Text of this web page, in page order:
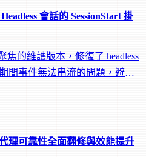
會話的 SessionStart 掛
焦的維護版本，修復了 headless
間事件無法串流的問題，避免
理可靠性全面翻修與效能提升